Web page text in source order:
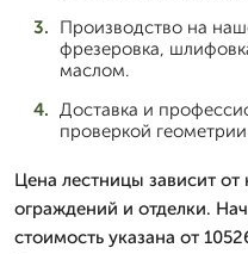
Производство на
фрезеровка,
маслом.
Доставка и
проверкой
Цена лестницы зависит
ограждений и отделки.
стоимость указана от